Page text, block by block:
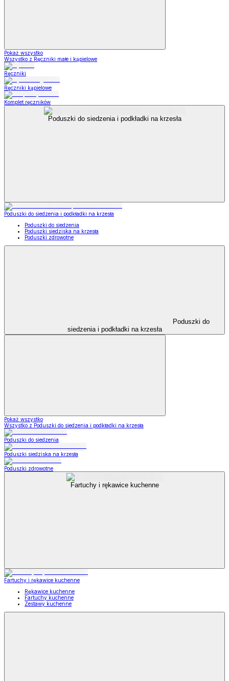
Pokaż wszystko
Wszystko z Ręczniki małe i kąpielowe
Ręczniki
Ręczniki kąpielowe
Komplet ręczników
Poduszki do siedzenia i podkładki na krzesła
Poduszki do siedzenia i podkładki na krzesła
Poduszki do siedzenia
Poduszki siedziska na krzesła
Poduszki zdrowotne
Poduszki do
siedzenia i podkładki na krzesła
Pokaż wszystko
Wszystko z Poduszki do siedzenia i podkładki na krzesła
Poduszki do siedzenia
Poduszki siedziska na krzesła
Poduszki zdrowotne
Fartuchy i rękawice kuchenne
Fartuchy i rękawice kuchenne
Rękawice kuchenne
Fartuchy kuchenne
Zestawy kuchenne